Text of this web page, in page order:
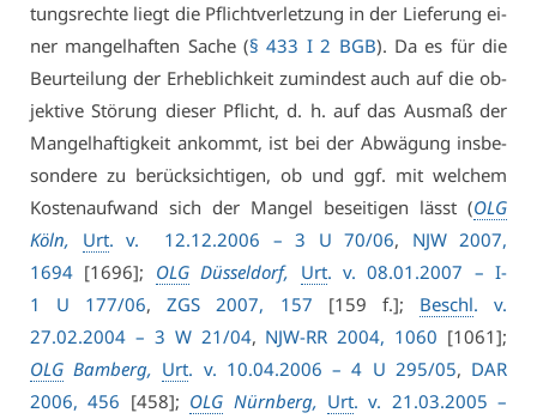
tungs­rech­te liegt die Pflicht­ver­let­zung in der Lie­fe­rung ei­
ner man­gel­haf­ten Sa­che (§ 433 I 2 BGB). Da es für die
Be­ur­tei­lung der Er­heb­lich­keit zu­min­dest auch auf die ob­
jek­ti­ve Stö­rung die­ser Pflicht, d. h. auf das Aus­maß der
Man­gel­haf­tig­keit an­kommt, ist bei der Ab­wä­gung ins­be­
son­de­re zu be­rück­sich­ti­gen, ob und ggf. mit wel­chem
Kos­ten­auf­wand sich der Man­gel be­sei­ti­gen lässt (OLG
Köln,
Urt. v. 12.12.2006 – 3 U 70/06, NJW 2007,
1694 [1696]; OLGDüs­sel­dorf, Urt. v. 08.01.2007 – I-
1 U 177/06,ZGS 2007, 157 [159 f.]; Beschl. v.
27.02.2004 – 3 W 21/04, NJW-RR 2004, 1060 [1061];
OLG Bam­berg, Urt. v. 10.04.2006 – 4 U 295/05, DAR
2006, 456 [458]; OLG Nürn­berg, Urt. v. 21.03.2005 –